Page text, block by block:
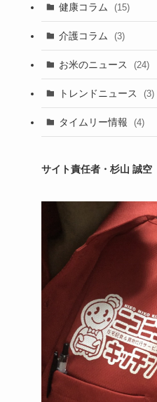
健康コラム (15)
介護コラム (3)
お米のニュース (24)
トレンドニュース (3)
タイムリー情報 (4)
サイト責任者・杉山 誠空